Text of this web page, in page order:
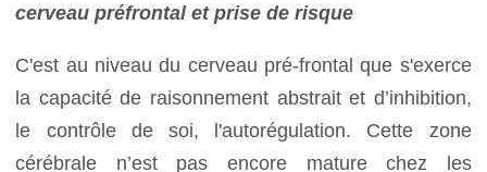
cerveau préfrontal et prise de risque
C'est au niveau du cerveau pré-frontal que s'exerce
la capacité de raisonnement abstrait et d’inhibition,
le contrôle de soi, l'autorégulation. Cette zone
cérébrale n’est pas encore mature chez les